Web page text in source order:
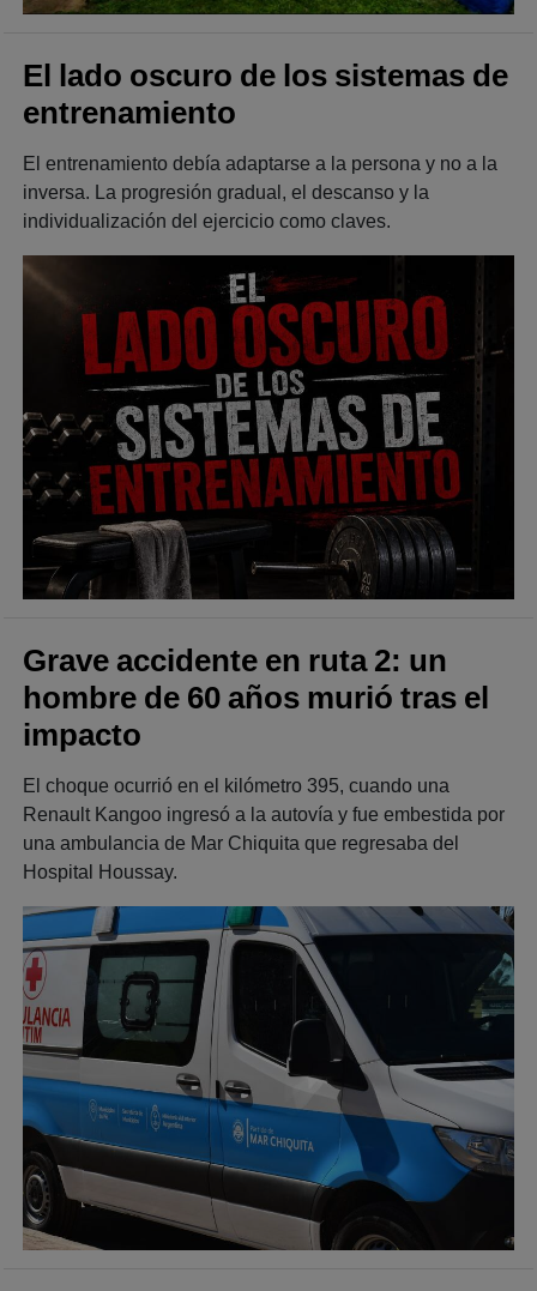
El lado oscuro de los sistemas de
entrenamiento
El entrenamiento debía adaptarse a la persona y no a la
inversa. La progresión gradual, el descanso y la
individualización del ejercicio como claves.
Grave accidente en ruta 2: un
hombre de 60 años murió tras el
impacto
El choque ocurrió en el kilómetro 395, cuando una
Renault Kangoo ingresó a la autovía y fue embestida por
una ambulancia de Mar Chiquita que regresaba del
Hospital Houssay.